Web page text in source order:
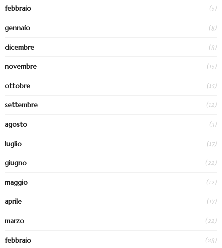
febbraio (5)
gennaio (8)
dicembre (8)
novembre (15)
ottobre (15)
settembre (12)
agosto (3)
luglio (17)
giugno (22)
maggio (12)
aprile (17)
marzo (22)
febbraio (28)